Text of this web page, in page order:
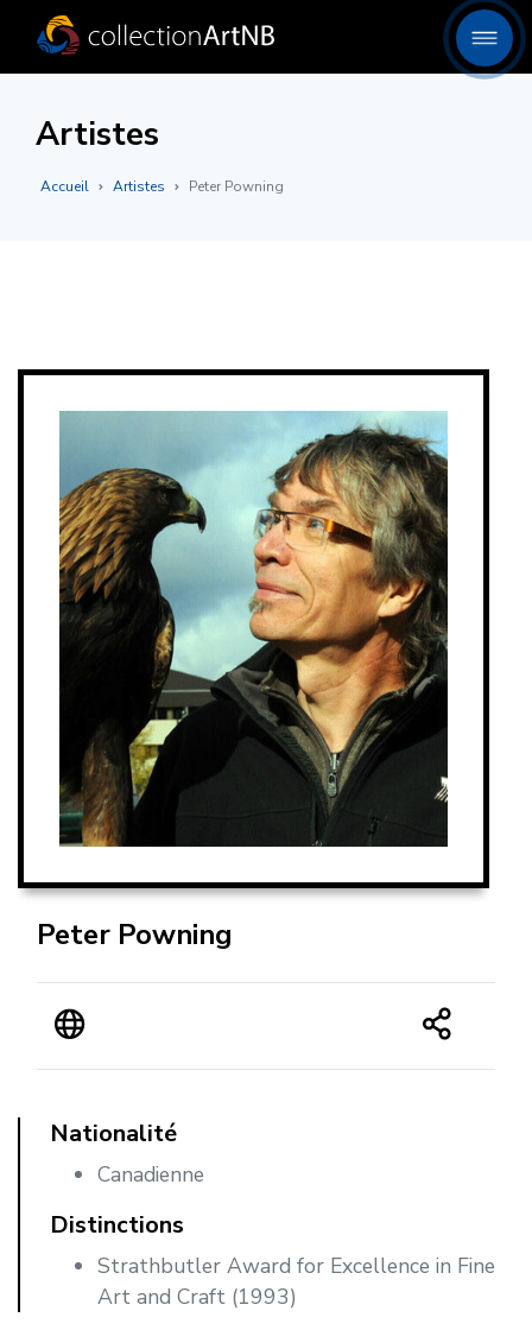
Artistes
Accueil Artistes Peter Powning
Peter Powning
Nationalité
Canadienne
Distinctions
Strathbutler Award for Excellence in Fine
Art and Craft (1993)